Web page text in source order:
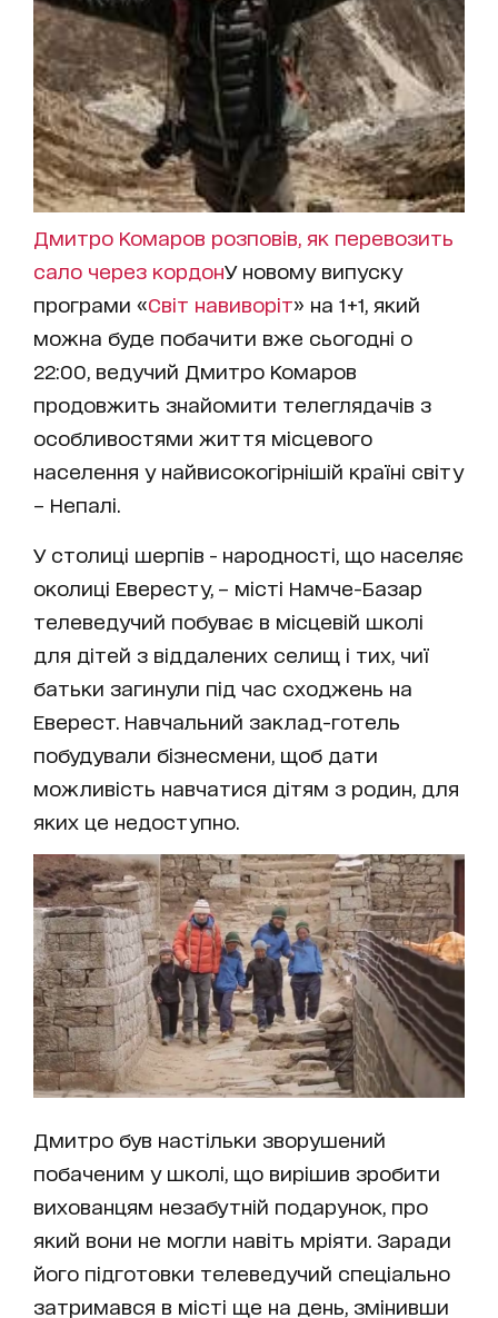
Дмитро Комаров розповів, як перевозить
сало через кордонУ новому випуску
програми «Світ навиворіт» на 1+1, який
можна буде побачити вже сьогодні о
22:00, ведучий Дмитро Комаров
продовжить знайомити телеглядачів з
особливостями життя місцевого
населення у найвисокогірнішій країні світу
– Непалі.
У столиці шерпів - народності, що населяє
околиці Евересту, – місті Намче-Базар
телеведучий побуває в місцевій школі
для дітей з віддалених селищ і тих, чиї
батьки загинули під час сходжень на
Еверест. Навчальний заклад-готель
побудували бізнесмени, щоб дати
можливість навчатися дітям з родин, для
яких це недоступно.
Дмитро був настільки зворушений
побаченим у школі, що вирішив зробити
вихованцям незабутній подарунок, про
який вони не могли навіть мріяти. Заради
його підготовки телеведучий спеціально
затримався в місті ще на день, змінивши